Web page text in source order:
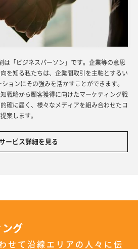
は「ビジネスパーソン」です。企業等の意思
を知る私たちは、企業間取引を主軸とするい
ョンにその強みを活かすことができます。
戦略から顧客獲得に向けたマーケティング戦
確に届く、様々なメディアを組み合わせたコ
案します。
ービス詳細を見る
ング
せて沿線エリアの人々に伝